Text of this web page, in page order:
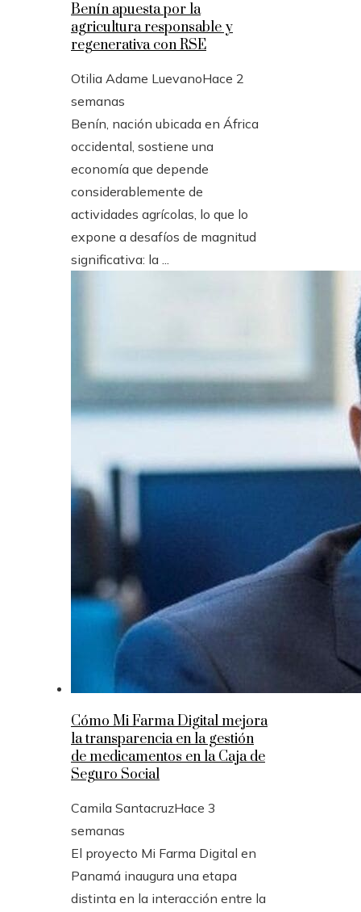
Benín apuesta por la
agricultura responsable y
regenerativa con RSE
Otilia Adame LuevanoHace 2
semanas
Benín, nación ubicada en África
occidental, sostiene una
economía que depende
considerablemente de
actividades agrícolas, lo que lo
expone a desafíos de magnitud
significativa: la ...
Cómo Mi Farma Digital mejora
la transparencia en la gestión
de medicamentos en la Caja de
Seguro Social
Camila SantacruzHace 3
semanas
El proyecto Mi Farma Digital en
Panamá inaugura una etapa
distinta en la interacción entre la